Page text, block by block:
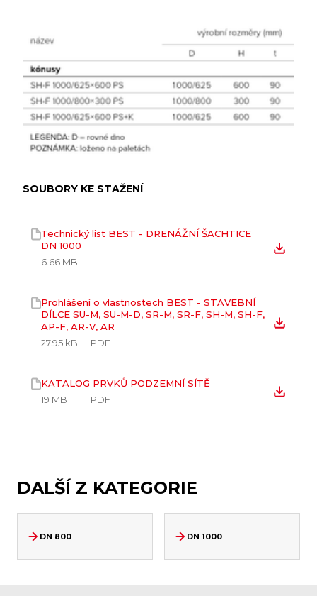
SOUBORY KE STAŽENÍ
Technický list BEST - DRENÁŽNÍ ŠACHTICE
DN 1000
6.66 MB
Prohlášení o vlastnostech BEST - STAVEBNÍ
DÍLCE SU-M, SU-M-D, SR-M, SR-F, SH-M, SH-F,
AP-F, AR-V, AR
27.95 kB
PDF
KATALOG PRVKŮ PODZEMNÍ SÍTĚ
19 MB
PDF
DALŠÍ Z KATEGORIE
DN 800 DN 1000